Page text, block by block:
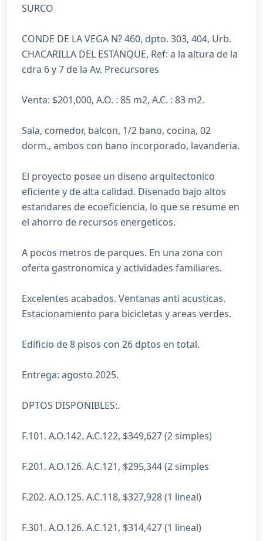
SURCO
CONDE DE LA VEGA N? 460, dpto. 303, 404, Urb.
CHACARILLA DEL ESTANQUE, Ref: a la altura de la
cdra 6 y 7 de la Av. Precursores
Venta: $201,000, A.O. : 85 m2, A.C. : 83 m2.
Sala, comedor, balcon, 1/2 bano, cocina, 02
dorm., ambos con bano incorporado, lavanderia.
El proyecto posee un diseno arquitectonico
eficiente y de alta calidad. Disenado bajo altos
estandares de ecoeficiencia, lo que se resume en
el ahorro de recursos energeticos.
A pocos metros de parques. En una zona con
oferta gastronomica y actividades familiares.
Excelentes acabados. Ventanas anti acusticas.
Estacionamiento para bicicletas y areas verdes.
Edificio de 8 pisos con 26 dptos en total.
Entrega: agosto 2025.
DPTOS DISPONIBLES:.
F.101. A.O.142. A.C.122, $349,627 (2 simples)
F.201. A.O.126. A.C.121, $295,344 (2 simples
F.202. A.O.125. A.C.118, $327,928 (1 lineal)
F.301. A.O.126. A.C.121, $314,427 (1 lineal)